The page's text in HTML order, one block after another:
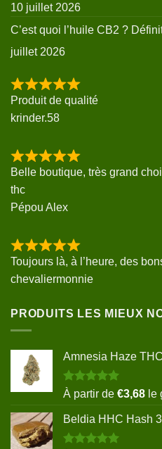
10 juillet 2026
C’est quoi l’huile CB2 ?
juillet 2026
Produit de qualité
krinder.58
Belle boutique, très grand
thc
Pépou Alex
Toujours là, à l’heure, des
chevaliermonnie
PRODUITS LES MIEUX
Amnesia Haze
Note5.00
sur 5
À partir de €3,68 le
Beldia HHC Hash